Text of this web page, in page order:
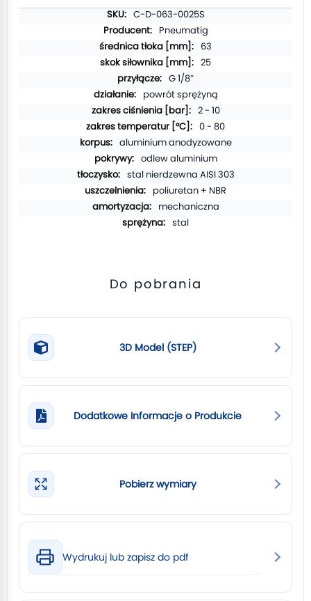
C-D-063-0025S
Pneumatig
63
25
G 1/8″
powrót sprężyną
2 - 10
0 - 80
aluminium anodyzowane
odlew aluminium
stal nierdzewna AISI 303
poliuretan + NBR
mechaniczna
stal
Do pobrania
3D Model (STEP)
Dodatkowe Informacje o Produkcie
Pobierz wymiary
Wydrukuj lub zapisz do pdf